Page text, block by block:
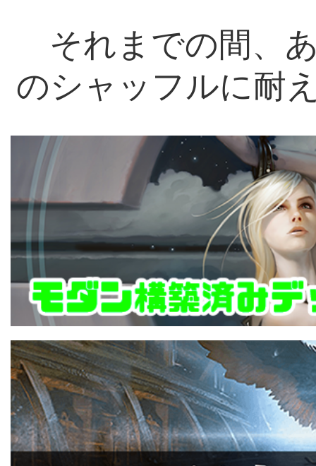
それまでの間、
のシャッフルに耐